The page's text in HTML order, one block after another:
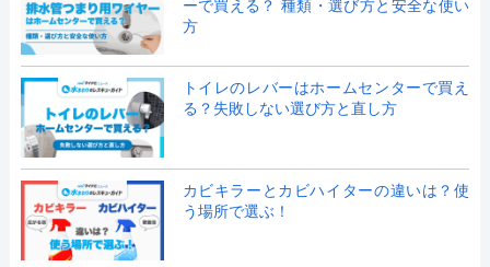
ーで買える？ 種類・選び方と安全な使い
方
トイレのレバーはホームセンターで買え
る？失敗しない選び方と直し方
カビキラーとカビハイターの違いは？使
う場所で選ぶ！